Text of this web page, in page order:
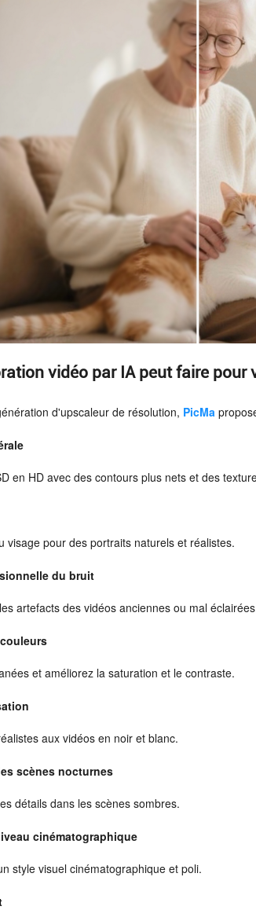
vidéo par IA peut faire pour
d'upscaleur de résolution, PicMa
en HD avec des contours plus nets et des
visage pour des portraits naturels et réalistes.
du bruit
artefacts des vidéos anciennes ou mal
et améliorez la saturation et le contraste.
aux vidéos en noir et blanc.
scènes nocturnes
détails dans les scènes sombres.
cinématographique
style visuel cinématographique et poli.